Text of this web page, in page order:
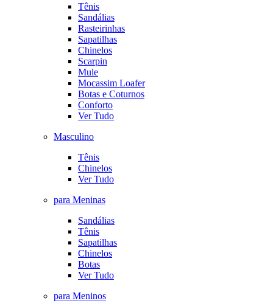
Tênis
Sandálias
Rasteirinhas
Sapatilhas
Chinelos
Scarpin
Mule
Mocassim Loafer
Botas e Coturnos
Conforto
Ver Tudo
Masculino
Tênis
Chinelos
Ver Tudo
para Meninas
Sandálias
Tênis
Sapatilhas
Chinelos
Botas
Ver Tudo
para Meninos